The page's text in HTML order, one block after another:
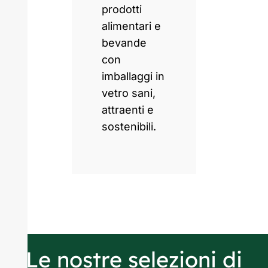
prodotti
alimentari e
bevande
con
imballaggi in
vetro sani,
attraenti e
sostenibili.
Le nostre selezioni di